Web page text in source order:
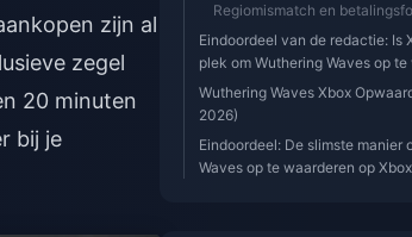
zijn al
zegel
20 minuten
bij je
Regiomismatch en
Eindoordeel van de redactie: Is
plek om Wuthering Waves op
Wuthering Waves Xbox
2026)
Eindoordeel: De slimste manier
Waves op te waarderen op Xbox